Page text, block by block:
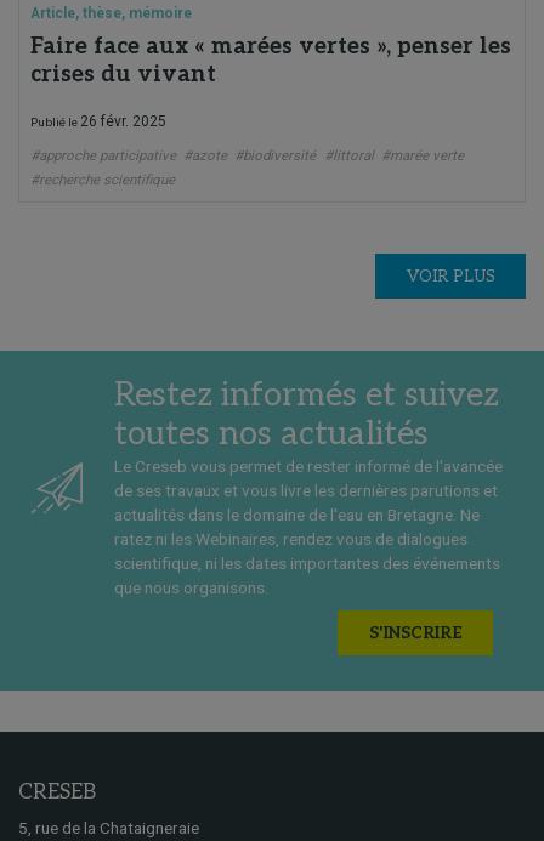
Article, thèse, mémoire
Faire face aux « marées vertes », penser les
crises du vivant
Publié le 26 févr. 2025
#approche participative #azote #biodiversité #littoral #marée verte
#recherche scientifique
VOIR PLUS
Restez informés et suivez
toutes nos actualités
Le Creseb vous permet de rester informé de l'avancée
de ses travaux et vous livre les dernières parutions et
actualités dans le domaine de l'eau en Bretagne. Ne
ratez ni les Webinaires, rendez vous de dialogues
scientifique, ni les dates importantes des événements
que nous organisons.
S'INSCRIRE
CRESEB
5, rue de la Chataigneraie